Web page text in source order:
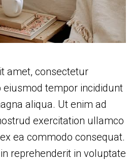
amet, consectetur
eiusmod tempor incididunt
aliqua. Ut enim ad
exercitation ullamco
ea commodo consequat.
reprehenderit in voluptate